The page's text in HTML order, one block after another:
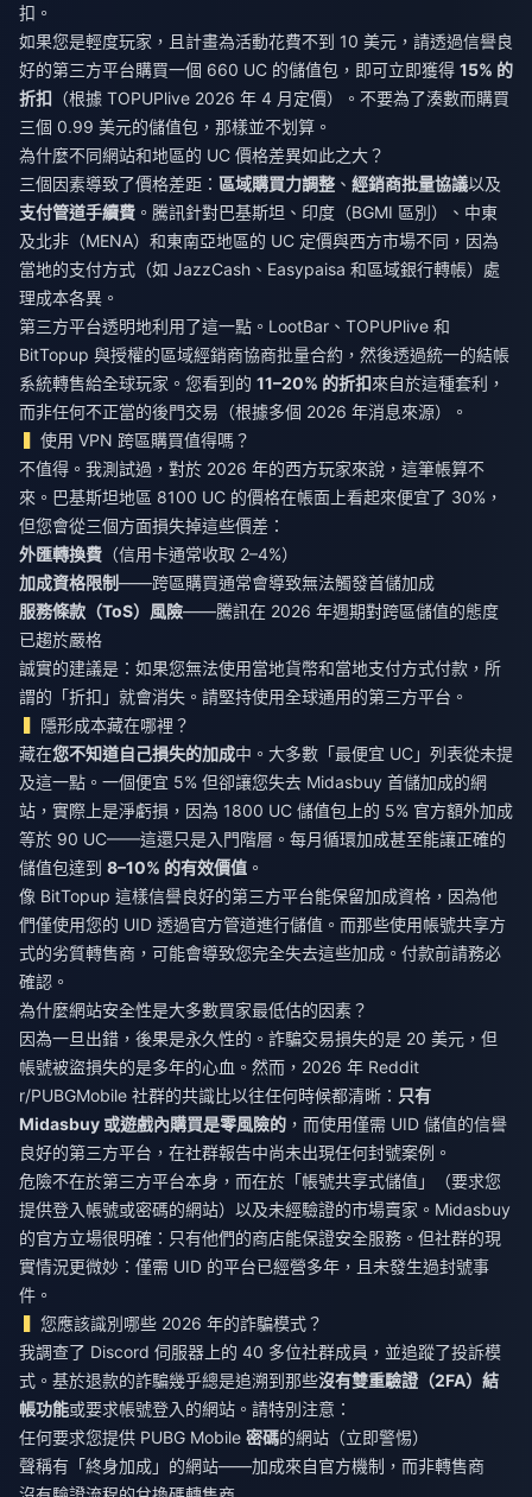
扣。
如果您是輕度玩家，且計畫為活動花費不到 10 美元，請透過信譽良
好的第三方平台購買一個 660 UC 的儲值包，即可立即獲得 15% 的
折扣 （根據 TOPUPlive 2026 年 4 月定價）。不要為了湊數而購買
三個 0.99 美元的儲值包，那樣並不划算。
為什麼不同網站和地區的 UC 價格差異如此之大？
三個因素導致了價格差距： 區域購買力調整 、 經銷商批量協議以及
支付管道手續費 。騰訊針對巴基斯坦、印度（BGMI 區別）、中東
及北非（MENA）和東南亞地區的 UC 定價與西方市場不同，因為
當地的支付方式（如 JazzCash、Easypaisa 和區域銀行轉帳）處
理成本各異。
第三方平台透明地利用了這一點。LootBar、TOPUPlive 和
BitTopup 與授權的區域經銷商協商批量合約，然後透過統一的結帳
系統轉售給全球玩家。您看到的 11–20% 的折扣來自於這種套利，
而非任何不正當的後門交易（根據多個 2026 年消息來源）。
使用 VPN 跨區購買值得嗎？
不值得。我測試過，對於 2026 年的西方玩家來說，這筆帳算不
來。巴基斯坦地區 8100 UC 的價格在帳面上看起來便宜了 30%，
但您會從三個方面損失掉這些價差：
外匯轉換費 （信用卡通常收取 2–4%）
加成資格限制——跨區購買通常會導致無法觸發首儲加成
服務條款（ToS）風險——騰訊在 2026 年週期對跨區儲值的態度
已趨於嚴格
誠實的建議是：如果您無法使用當地貨幣和當地支付方式付款，所
謂的「折扣」就會消失。請堅持使用全球通用的第三方平台。
隱形成本藏在哪裡？
藏在您不知道自己損失的加成中。大多數「最便宜 UC」列表從未提
及這一點。一個便宜 5% 但卻讓您失去 Midasbuy 首儲加成的網
站，實際上是淨虧損，因為 1800 UC 儲值包上的 5% 官方額外加成
等於 90 UC——這還只是入門階層。每月循環加成甚至能讓正確的
儲值包達到 8–10% 的有效價值 。
像 BitTopup 這樣信譽良好的第三方平台能保留加成資格，因為他
們僅使用您的 UID 透過官方管道進行儲值。而那些使用帳號共享方
式的劣質轉售商，可能會導致您完全失去這些加成。付款前請務必
確認。
為什麼網站安全性是大多數買家最低估的因素？
因為一旦出錯，後果是永久性的。詐騙交易損失的是 20 美元，但
帳號被盜損失的是多年的心血。然而，2026 年 Reddit
r/PUBGMobile 社群的共識比以往任何時候都清晰： 只有
Midasbuy 或遊戲內購買是零風險的 ，而使用僅需 UID 儲值的信譽
良好的第三方平台，在社群報告中尚未出現任何封號案例。
危險不在於第三方平台本身，而在於「帳號共享式儲值」（要求您
提供登入帳號或密碼的網站）以及未經驗證的市場賣家。Midasbuy
的官方立場很明確：只有他們的商店能保證安全服務。但社群的現
實情況更微妙：僅需 UID 的平台已經營多年，且未發生過封號事
件。
您應該識別哪些 2026 年的詐騙模式？
我調查了 Discord 伺服器上的 40 多位社群成員，並追蹤了投訴模
式。基於退款的詐騙幾乎總是追溯到那些沒有雙重驗證（2FA）結
帳功能或要求帳號登入的網站。請特別注意：
任何要求您提供 PUBG Mobile 密碼的網站（立即警惕）
聲稱有「終身加成」的網站——加成來自官方機制，而非轉售商